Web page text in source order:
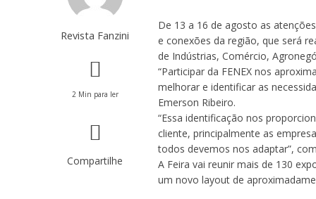
Revista Fanzini
2 Min para ler
Compartilhe
De 13 a 16 de agosto as
e conexões da região, que será
de Indústrias, Comércio,
“Participar da FENEX nos
melhorar e identificar as
Emerson Ribeiro.
“Essa identificação nos
cliente, principalmente as
todos devemos nos adaptar”,
A Feira vai reunir mais de 130
um novo layout de